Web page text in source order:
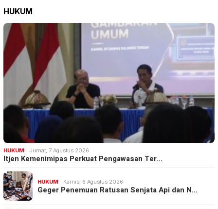
HUKUM
HUKUM Jumat, 7 Agustus 2026
Itjen Kemenimipas Perkuat Pengawasan Ter…
HUKUM Kamis, 6 Agustus 2026
Geger Penemuan Ratusan Senjata Api dan N…